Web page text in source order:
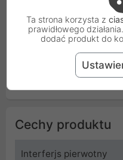
Cechy produktu
Interferjs pierwotny
Ta strona korzysta z
prawidłowego
dodać produkt do